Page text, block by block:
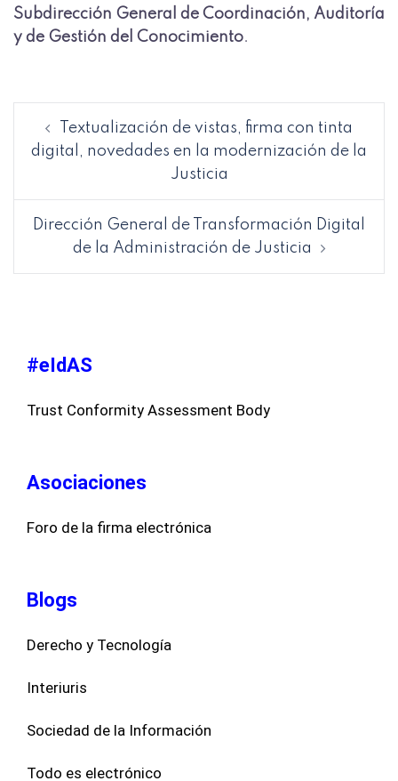
Subdirección General de Coordinación, Auditoría
y de Gestión del Conocimiento.
Textualización de vistas, firma con tinta
digital, novedades en la modernización de la
Justicia
Dirección General de Transformación Digital
de la Administración de Justicia
#eIdAS
Trust Conformity Assessment Body
Asociaciones
Foro de la firma electrónica
Blogs
Derecho y Tecnología
Interiuris
Sociedad de la Información
Todo es electrónico